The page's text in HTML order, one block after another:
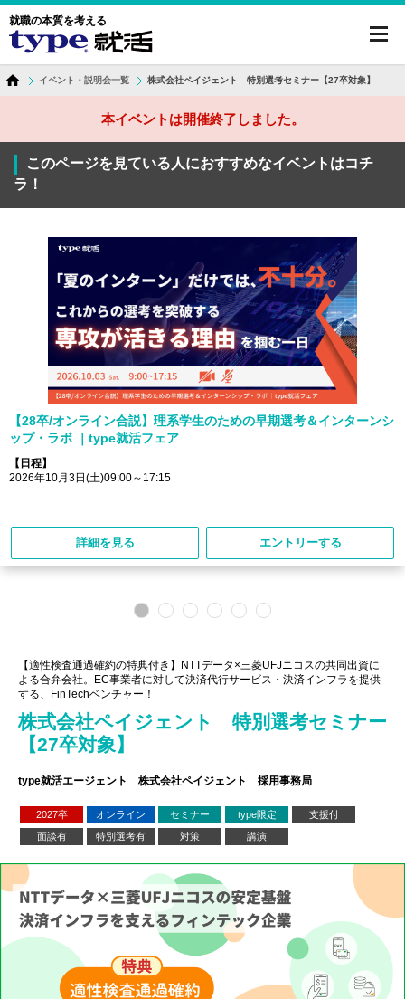
就職の本質を考える
イベント・説明会一覧 株式会社ペイジェント 特別選考セミナー【27卒対象】
本イベントは開催終了しました。
このページを見ている人におすすめなイベントはコチ
ラ！
【28卒/オンライン合説】理系学生のための早期選考＆インターンシ
ップ・ラボ ｜type就活フェア
【日程】
2026年10月3日(土)09:00～17:15
詳細を見る エントリーする
【適性検査通過確約の特典付き】NTTデータ×三菱UFJニコスの共同出資に
よる合弁会社。EC事業者に対して決済代行サービス・決済インフラを提供
する、FinTechベンチャー！
株式会社ペイジェント 特別選考セミナー
【27卒対象】
type就活エージェント 株式会社ペイジェント 採用事務局
2027卒 オンライン セミナー type限定
支援付
面談有
特別選考有 対策 講演